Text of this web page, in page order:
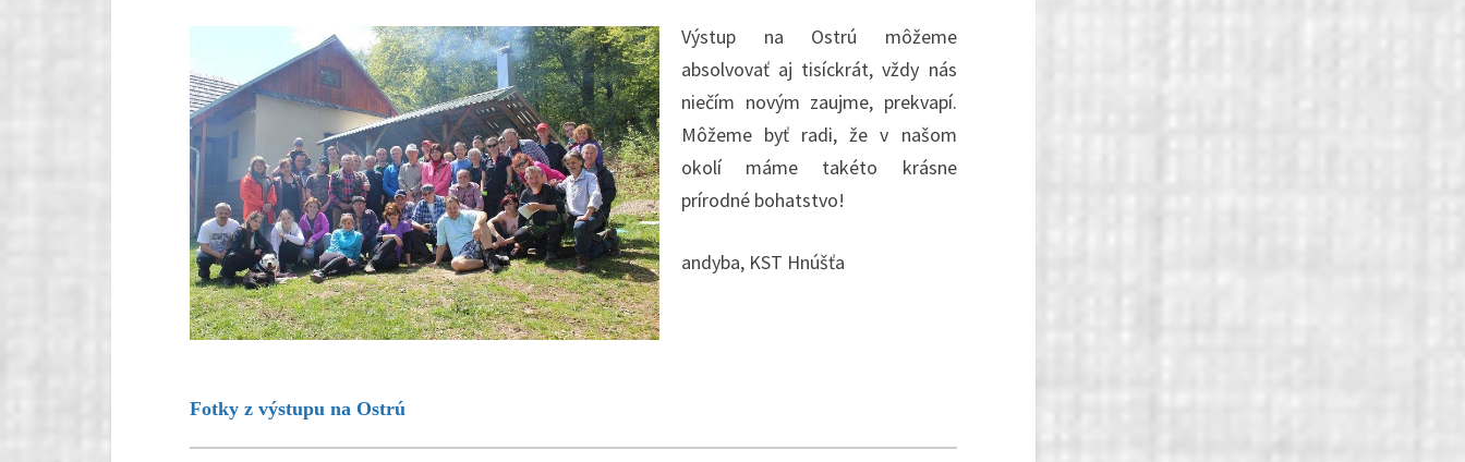
Výstup na Ostrú môžeme
absolvovať aj tisíckrát, vždy nás
niečím novým zaujme, prekvapí.
Môžeme byť radi, že v našom
okolí máme takéto krásne
prírodné bohatstvo!
andyba, KST Hnúšťa
Fotky z výstupu na Ostrú